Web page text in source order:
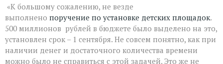
«К большому сожалению, не везде
выполнено поручение по установке детских площадок.
500 миллионов рублей в бюджете было выделено на это,
установлен срок – 1 сентября. Не совсем понятно, как при
наличии денег и достаточного количества времени
можно было не справиться с этой задачей. Это же не